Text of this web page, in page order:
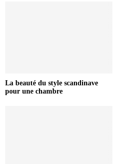
La beauté du style scandinave
pour une chambre